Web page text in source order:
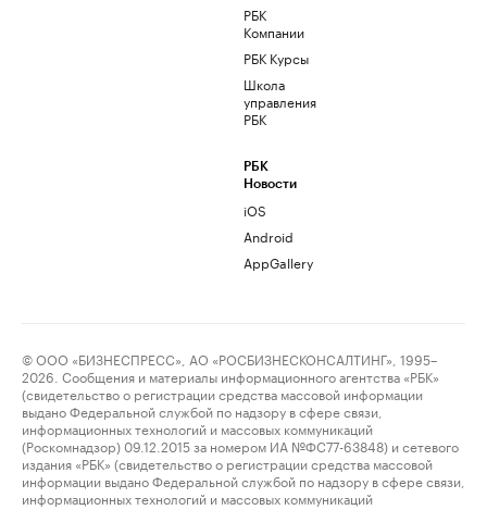
РБК
Компании
РБК Курсы
Школа
управления
РБК
РБК
Новости
iOS
Android
AppGallery
© ООО «БИЗНЕСПРЕСС», АО «РОСБИЗНЕСКОНСАЛТИНГ», 1995–
2026. Сообщения и материалы информационного агентства «РБК»
(свидетельство о регистрации средства массовой информации
выдано Федеральной службой по надзору в сфере связи,
информационных технологий и массовых коммуникаций
(Роскомнадзор) 09.12.2015 за номером ИА №ФС77-63848) и сетевого
издания «РБК» (свидетельство о регистрации средства массовой
информации выдано Федеральной службой по надзору в сфере связи,
информационных технологий и массовых коммуникаций